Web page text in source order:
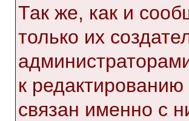
Так же, как и
только их
к
связан именно с